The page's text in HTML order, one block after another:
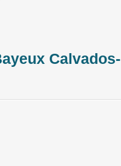
Calvados-